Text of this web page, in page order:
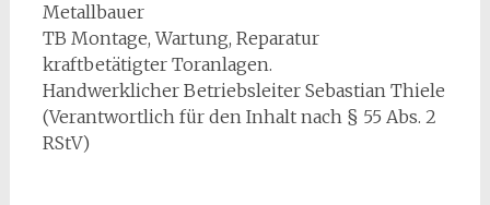
Metallbauer
TB Montage, Wartung, Reparatur
kraftbetätigter Toranlagen.
Handwerklicher Betriebsleiter Sebastian Thiele
(Verantwortlich für den Inhalt nach § 55 Abs. 2
RStV)